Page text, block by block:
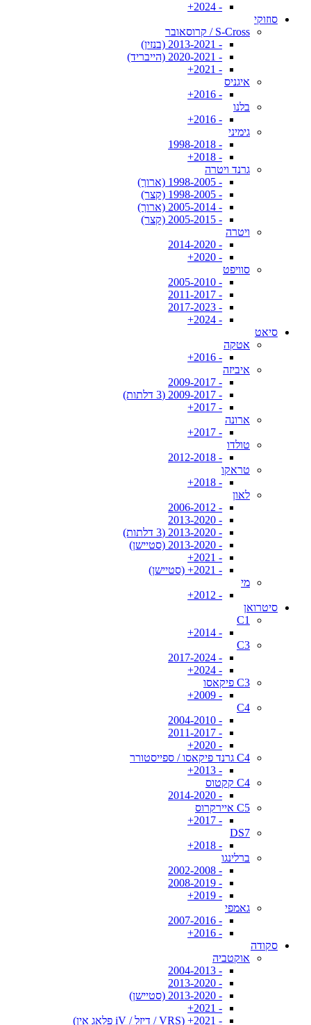
- 2024+
סוזוקי
S-Cross / קרוסאובר
- 2013-2021 (בנזין)
- 2020-2021 (הייבריד)
- 2021+
איגניס
- 2016+
בלנו
- 2016+
גימיני
- 1998-2018
- 2018+
גרנד ויטרה
- 1998-2005 (ארוך)
- 1998-2005 (קצר)
- 2005-2014 (ארוך)
- 2005-2015 (קצר)
ויטרה
- 2014-2020
- 2020+
סוויפט
- 2005-2010
- 2011-2017
- 2017-2023
- 2024+
סיאט
אטקה
- 2016+
איביזה
- 2009-2017
- 2009-2017 (3 דלתות)
- 2017+
ארונה
- 2017+
טולדו
- 2012-2018
טראקו
- 2018+
לאון
- 2006-2012
- 2013-2020
- 2013-2020 (3 דלתות)
- 2013-2020 (סטיישן)
- 2021+
- 2021+ (סטיישן)
מי
- 2012+
סיטרואן
C1
- 2014+
C3
- 2017-2024
- 2024+
C3 פיקאסו
- 2009+
C4
- 2004-2010
- 2011-2017
- 2020+
C4 גרנד פיקאסו / ספייסטורר
- 2013+
C4 קקטוס
- 2014-2020
C5 איירקרוס
- 2017+
DS7
- 2018+
ברלינגו
- 2002-2008
- 2008-2019
- 2019+
גאמפי
- 2007-2016
- 2016+
סקודה
אוקטביה
- 2004-2013
- 2013-2020
- 2013-2020 (סטיישן)
- 2021+
- 2021+ (VRS / דיזל / iV פלאג אין)